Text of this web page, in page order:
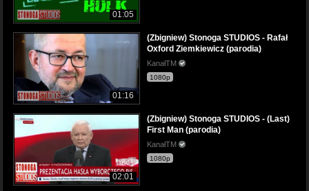
01:05
01:16
(Zbigniew) Stonoga STUDIOS - Rafał
Oxford Ziemkiewicz (parodia)
KanałTM
1080p
02:01
(Zbigniew) Stonoga STUDIOS - (Last)
First Man (parodia)
KanałTM
1080p